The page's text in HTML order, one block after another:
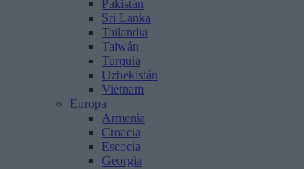
Pakistán
Sri Lanka
Tailandia
Taiwán
Turquía
Uzbekistán
Vietnam
Europa
Armenia
Croacia
Escocia
Georgia